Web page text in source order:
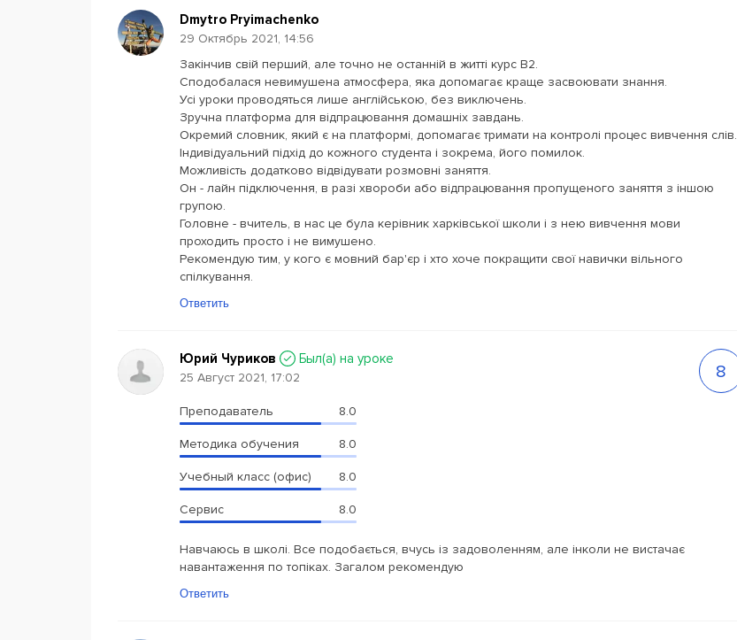
Dmytro Pryimachenko
29 Октябрь 2021, 14:56
Закінчив свій перший, але точно не останній в житті курс B2.
Сподобалася невимушена атмосфера, яка допомагає краще засвоювати знання.
Усі уроки проводяться лише англійською, без виключень.
Зручна платформа для відпрацювання домашніх завдань.
Окремий словник, який є на платформі, допомагає тримати на контролі процес вивчення слів.
Індивідуальний підхід до кожного студента і зокрема, його помилок.
Можливість додатково відвідувати розмовні заняття.
Он - лайн підключення, в разі хвороби або відпрацювання пропущеного заняття з іншою
групою.
Головне - вчитель, в нас це була керівник харківської школи і з нею вивчення мови
проходить просто і не вимушено.
Рекомендую тим, у кого є мовний бар'єр і хто хоче покращити свої навички вільного
спілкування.
Ответить
Юрий Чуриков Был(a) на уроке
25 Август 2021, 17:02 8
Преподаватель 8.0
Методика обучения 8.0
Учебный класс (офис) 8.0
Сервис 8.0
Навчаюсь в школі. Все подобається, вчусь із задоволенням, але інколи не вистачає
навантаження по топіках. Загалом рекомендую
Ответить